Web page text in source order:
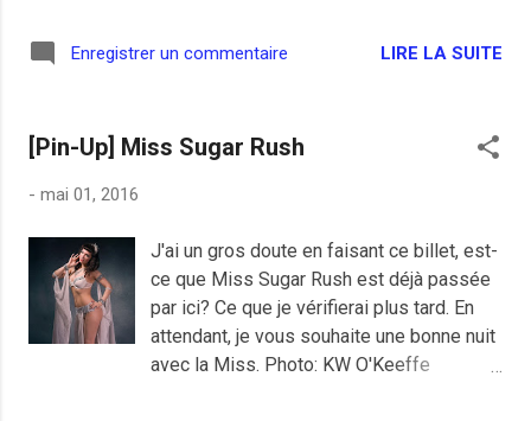
parfaite mais il est clair qu'avec l'évolution de
l'acteur Jacques Gamblin, avec son
la journée "Autrement le monde", nous
Enregistrer un commentaire LIRE LA SUITE
[Pin-Up] Miss Sugar Rush
- mai 01, 2016
J'ai un gros doute en faisant ce billet, est-
ce que Miss Sugar Rush est déjà passée
par ici? Ce que je vérifierai plus tard. En
attendant, je vous souhaite une bonne nuit
avec la Miss. Photo: KW O'Keeffe